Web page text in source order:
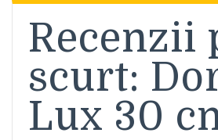
Recenzii
scurt:
Lux 30